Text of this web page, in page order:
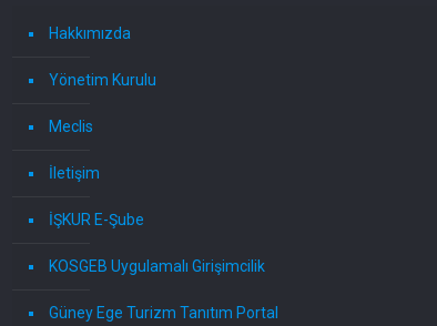
Hakkımızda
Yönetim Kurulu
Meclis
İletişim
İŞKUR E-Şube
KOSGEB Uygulamalı Girişimcilik
Güney Ege Turizm Tanıtım Portal